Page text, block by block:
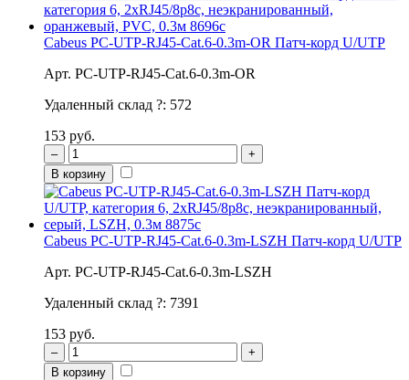
Cabeus PC-UTP-RJ45-Cat.6-0.3m-OR Патч-корд U/UTP
Арт. PC-UTP-RJ45-Cat.6-0.3m-OR
Удаленный склад ?: 572
153 руб.
–
+
В корзину
Cabeus PC-UTP-RJ45-Cat.6-0.3m-LSZH Патч-корд U/UTP
Арт. PC-UTP-RJ45-Cat.6-0.3m-LSZH
Удаленный склад ?: 7391
153 руб.
–
+
В корзину